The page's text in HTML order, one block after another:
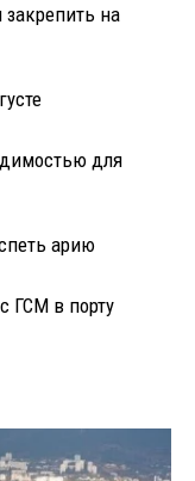
на
для
арию
ГСМ в порту